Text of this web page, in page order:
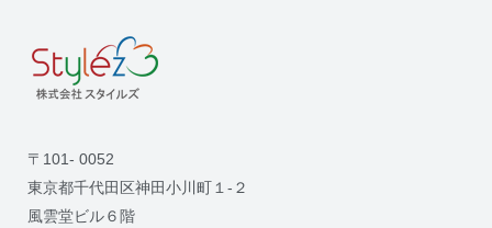
〒101- 0052
東京都千代田区神田小川町１-２
風雲堂ビル６階